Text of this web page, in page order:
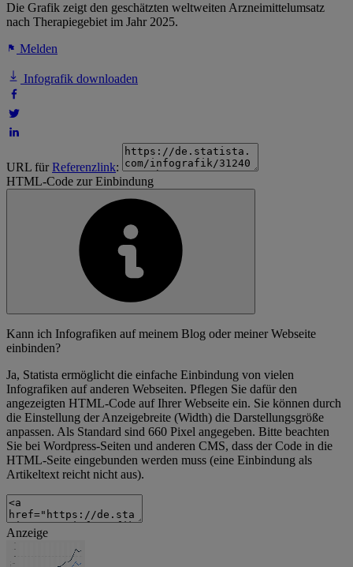
Die Grafik zeigt den geschätzten weltweiten Arzneimittelumsatz
nach Therapiegebiet im Jahr 2025.
Melden
Infografik downloaden
URL fürReferenzlink:
HTML-Code zur Einbindung
Kann ich Infografiken auf meinem Blog oder meiner Webseite
einbinden?
Ja, Statista ermöglicht die einfache Einbindung von vielen
Infografiken auf anderen Webseiten. Pflegen Sie dafür den
angezeigten HTML-Code auf Ihrer Webseite ein. Sie können durch
die Einstellung der Anzeigebreite (Width) die Darstellungsgröße
anpassen. Als Standard sind 660 Pixel angegeben. Bitte beachten
Sie bei Wordpress-Seiten und anderen CMS, dass der Code in die
HTML-Seite eingebunden werden muss (eine Einbindung als
Artikeltext reicht nicht aus).
Anzeige